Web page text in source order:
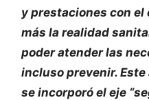
y prestaciones con el
más la realidad
poder atender las
incluso prevenir. Este
se incorporó el eje